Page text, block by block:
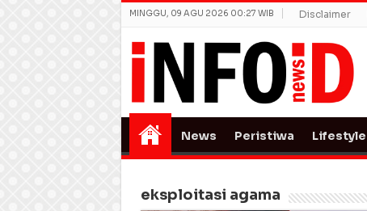
MINGGU, 09 AGU 2026 00:27 WIB Disclaimer
News Peristiwa Lifestyle
eksploitasi agama